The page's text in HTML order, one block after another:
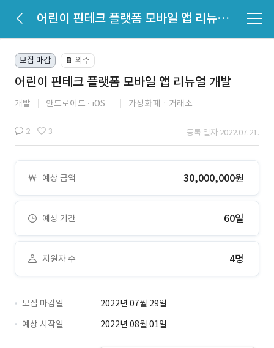
어린이 핀테크 플랫폼 모바일 앱 리뉴얼 개발
모집 마감 📔 외주
어린이 핀테크 플랫폼 모바일 앱 리뉴얼 개발
개발 안드로이드 iOS 가상화폐ㆍ거래소
2 3 등록 일자 2022.07.21.
예상 금액 30,000,000원
예상 기간 60일
지원자 수 4명
모집 마감일
2022년 07월 29일
예상 시작일
2022년 08월 01일